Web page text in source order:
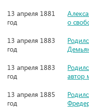
13 апреля 1881
год
о
13 апреля 1883
год
13 апреля 1883
год
автор
13 апреля 1885
год